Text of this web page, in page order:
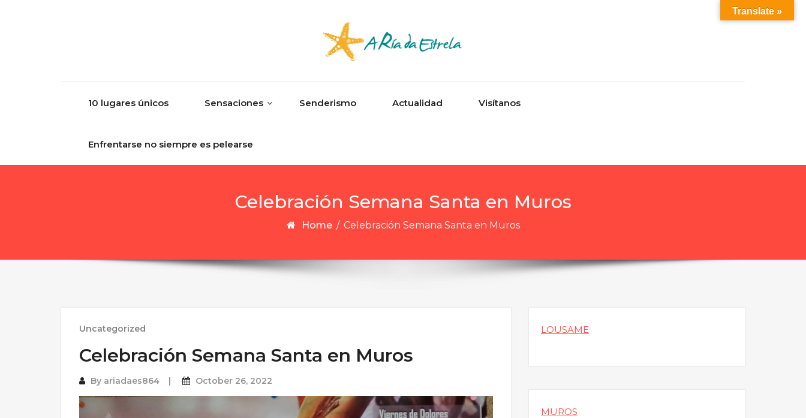
10 lugares únicos Sensaciones Senderismo Actualidad Visítanos
Enfrentarse no siempre es pelearse
Celebración Semana Santa en Muros
Home / Celebración Semana Santa en Muros
Uncategorized
Celebración Semana Santa en Muros
By ariadaes864 October 26, 2022
LOUSAME
MUROS
Translate »